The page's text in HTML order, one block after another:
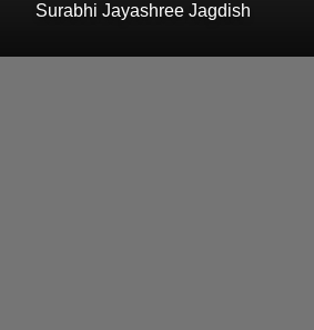
Surabhi Jayashree Jagdish